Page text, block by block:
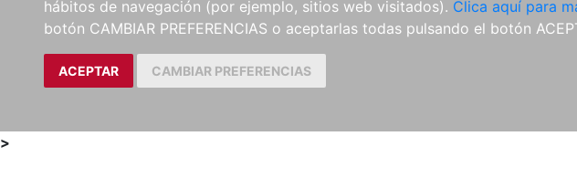
hábitos de navegación (por ejemplo, sitios web visitados). Clica aquí para
botón CAMBIAR PREFERENCIAS o aceptarlas todas pulsando el botón
ACEPTAR CAMBIAR PREFERENCIAS
>